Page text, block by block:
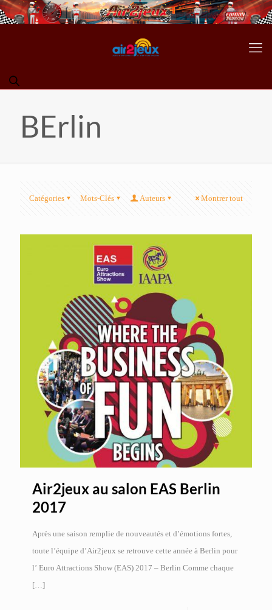
BErlin
Catégories Mots-Clés Auteurs Montrer tout
Air2jeux au salon EAS Berlin
2017
Après une saison remplie de nouveautés et d’émotions fortes,
toute l’équipe d’Air2jeux se retrouve cette année à Berlin pour
l’ Euro Attractions Show (EAS) 2017 – Berlin Comme chaque
[…]